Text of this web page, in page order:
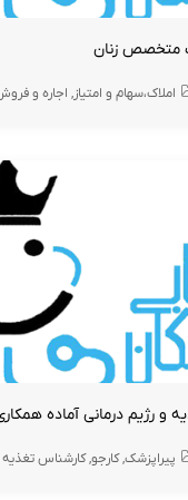
متخصص زنان
املاک،سهام و امتیاز اجاره و
پیراپزشک کارجو کارشناس تغذیه